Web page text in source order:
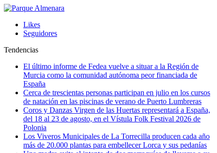
Likes
Seguidores
Tendencias
El último informe de Fedea vuelve a situar a la Región de
Murcia como la comunidad autónoma peor financiada de
España
Cerca de trescientas personas participan en julio en los cursos
de natación en las piscinas de verano de Puerto Lumbreras
Coros y Danzas Virgen de las Huertas representará a España,
del 18 al 23 de agosto, en el Vístula Folk Festival 2026 de
Polonia
Los Viveros Municipales de La Torrecilla producen cada año
más de 20.000 plantas para embellecer Lorca y sus pedanías